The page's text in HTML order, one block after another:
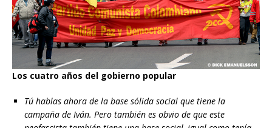
Los cuatro años del gobierno popular
Tú hablas ahora de la base sólida social que tiene la
campaña de Iván. Pero también es obvio de que este